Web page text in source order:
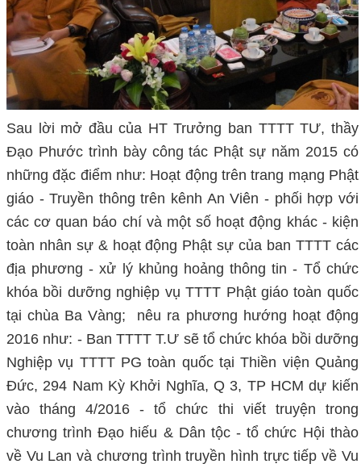
Sau lời mở đầu của HT Trưởng ban TTTT TƯ, thầy
Đạo Phước trình bày công tác Phật sự năm 2015 có
những đặc điểm như: Hoạt động trên trang mạng Phật
giáo - Truyền thông trên kênh An Viên - phối hợp với
các cơ quan báo chí và một số hoạt động khác - kiện
toàn nhân sự & hoạt động Phật sự của ban TTTT các
địa phương - xử lý khủng hoảng thông tin - Tổ chức
khóa bồi dưỡng nghiệp vụ TTTT Phật giáo toàn quốc
tại chùa Ba Vàng; nêu ra phương hướng hoạt động
2016 như: - Ban TTTT T.Ư sẽ tổ chức khóa bồi dưỡng
Nghiệp vụ TTTT PG toàn quốc tại Thiền viện Quảng
Đức, 294 Nam Kỳ Khởi Nghĩa, Q 3, TP HCM dự kiến
vào tháng 4/2016 - tổ chức thi viết truyện trong
chương trình Đạo hiếu & Dân tộc - tổ chức Hội thào
về Vu Lan và chương trình truyền hình trực tiếp về Vu